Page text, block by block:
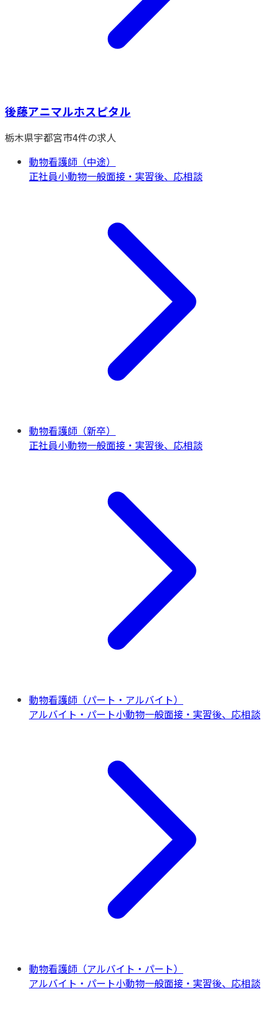
後藤アニマルホスピタル
栃木県宇都宮市4件の求人
動物看護師（中途）
正社員小動物一般面接・実習後、応相談
動物看護師（新卒）
正社員小動物一般面接・実習後、応相談
動物看護師（パート・アルバイト）
アルバイト・パート小動物一般面接・実習後、応相談
動物看護師（アルバイト・パート）
アルバイト・パート小動物一般面接・実習後、応相談